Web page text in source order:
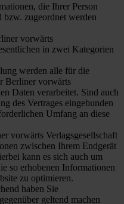
die Ihrer Person
zugeordnet werden
vorwärts
in zwei Kategorien
werden alle für die
Berliner vorwärts
Daten verarbeitet. Sind auch
des Vertrages eingebunden
Umfang an diese
vorwärts Verlagsgesellschaft
zwischen Ihrem Endgerät
kann es sich auch um
so erhobenen Informationen
zu optimieren.
haben Sie
geltend machen